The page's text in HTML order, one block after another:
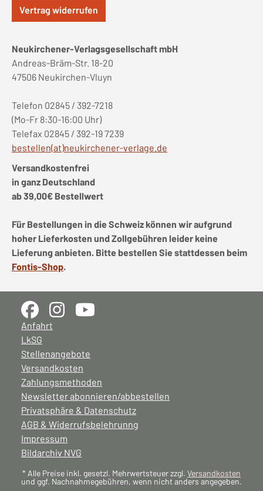
Vertrag widerrufen
Neukirchener-Verlagsgesellschaft mbH
Andreas-Bräm-Str. 18-20
47506 Neukirchen-Vluyn
Telefon 02845 / 392-7218
(Mo-Fr 8:30-16:00 Uhr)
Telefax 02845 / 392-19 7239
bestellen(at)neukirchener-verlage.de
Versandkostenfrei
in ganz Deutschland
ab 39,00€ Bestellwert
Für Bestellungen in die Schweiz können wir aufgrund
hoher Lieferkosten und Zollgebühren leider keine
Lieferung anbieten. Bitte bestellen Sie stattdessen beim
Fontis-Shop.
Anfahrt
LkSG
Stellenangebote
Versandkosten
Zahlungsmethoden
Newsletter abonnieren/abbestellen
Privatsphäre & Datenschutz
AGB & Widerrufsbelehrunng
Impressum
Bildarchiv NVG
* Alle Preise inkl. gesetzl. Mehrwertsteuer zzgl. Versandkosten
und ggf. Nachnahmegebühren, wenn nicht anders angegeben.